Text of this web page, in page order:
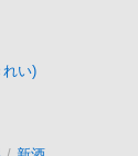
れい)